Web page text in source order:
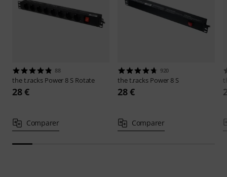
88
the t.racks Power 8 S Rotate
28 €
Comparer
920
the t.racks Power 8 S
28 €
Comparer